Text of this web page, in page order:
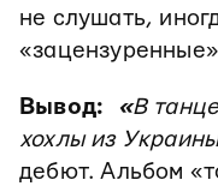
не слушать,
Вывод: «В
хохлы из
дебют. Альбом